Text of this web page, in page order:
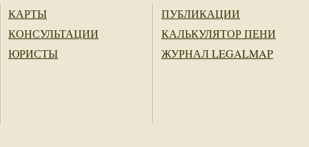
КАРТЫ
КОНСУЛЬТАЦИИ
ЮРИСТЫ
ПУБЛИКАЦИИ
КАЛЬКУЛЯТОР ПЕНИ
ЖУРНАЛ LEGALMAP